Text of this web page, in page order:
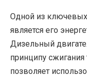
Одной из ключевых
является его
Дизельный
принципу сжигания
позволяет